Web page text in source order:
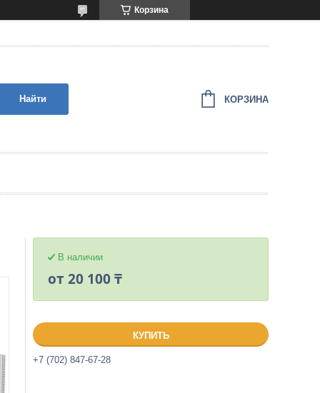
Корзина
Найти КОРЗИНА
В наличии
от 20 100 ₸
КУПИТЬ
+7 (702) 847-67-28